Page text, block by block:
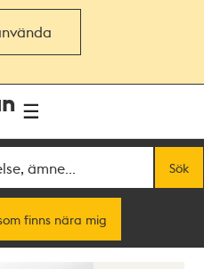
Sök
finns nära mig